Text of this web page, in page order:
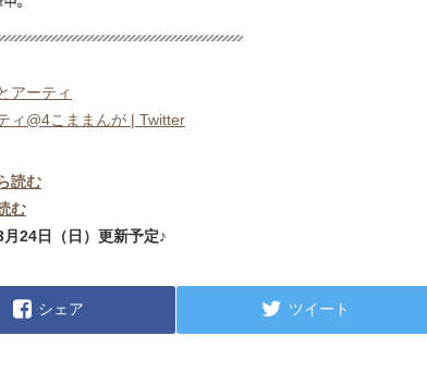
アーティ
ィ@4こままんが | Twitter
読む
む
24日（日）更新予定♪
シェア ツイート